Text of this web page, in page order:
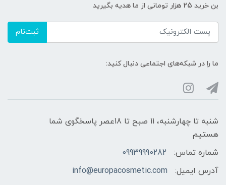
بن خرید 25 هزار تومانی از ما هدیه بگیرید
ثبت‌نام
ما را در شبکه‌های اجتماعی دنبال کنید:
شنبه تا چهارشنبه، 11 صبح تا 18عصر پاسخگوی شما
هستیم
شماره تماس:
09939990282
آدرس ایمیل:
info@europacosmetic.com